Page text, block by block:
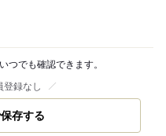
つでも確認できます。
登録なし
存する